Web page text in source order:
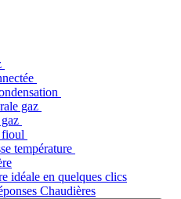
gaz
fioul
température
idéale en quelques clics
Chaudières